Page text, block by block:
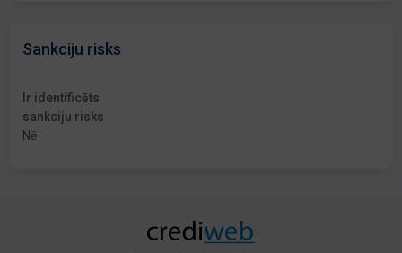
Sankciju risks
Ir identificēts
sankciju risks
Nē